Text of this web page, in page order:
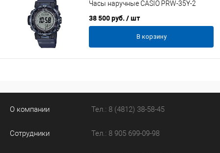
Часы наручные CASIO PRW-35Y-2
38 500 руб. / шт
В корзину
О компании
Сотрудники
Тел.: 8 (4812) 38-58-45
Тел.: 8 905 699-09-98